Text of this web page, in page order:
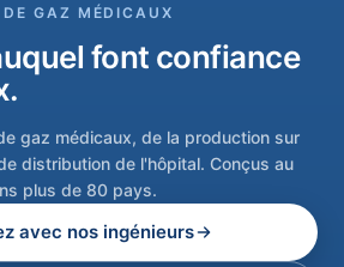
GAZ MÉDICAUX
font confiance
gaz médicaux, de la production sur
distribution de l'hôpital. Conçus au
plus de 80 pays.
avec nos ingénieurs